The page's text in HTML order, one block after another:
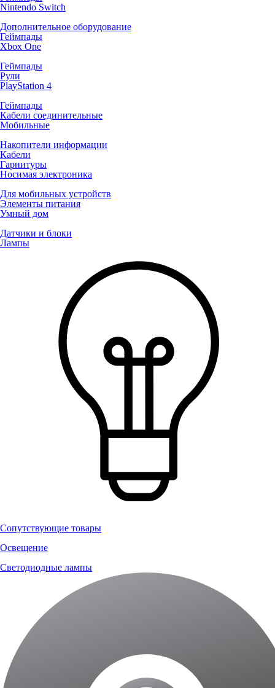
Nintendo Switch
Дополнительное оборудование
Геймпады
Xbox One
Геймпады
Рули
PlayStation 4
Геймпады
Кабели соединительные
Мобильные
Накопители информации
Кабели
Гарнитуры
Носимая электроника
Для мобильных устройств
Элементы питания
Умный дом
Датчики и блоки
Лампы
Сопутствующие товары
Освещение
Светодиодные лампы